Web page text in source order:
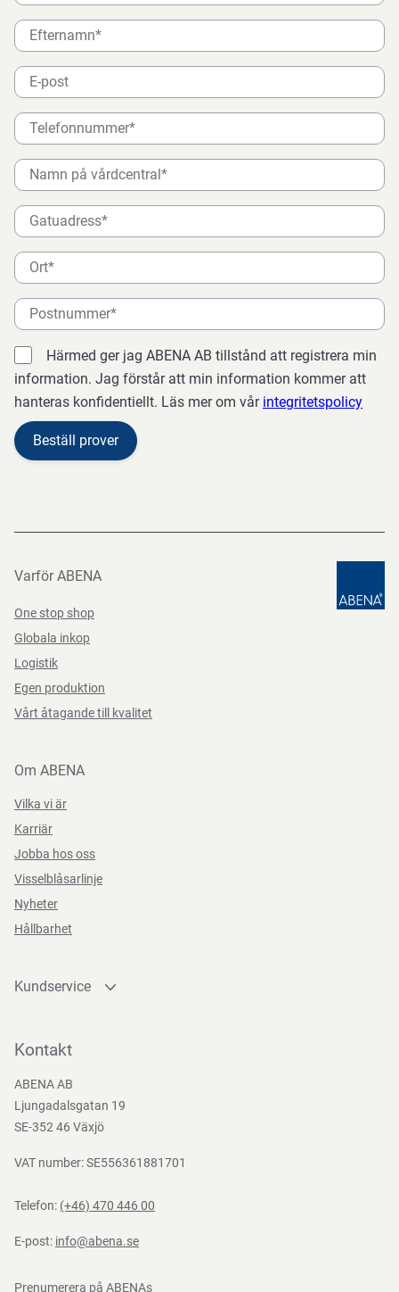
Härmed ger jag ABENA AB tillstånd att registrera min
information. Jag förstår att min information kommer att
hanteras konfidentiellt. Läs mer om vår integritetspolicy
Varför ABENA
One stop shop
Globala inkop
Logistik
Egen produktion
Vårt åtagande till kvalitet
Om ABENA
Vilka vi är
Karriär
Jobba hos oss
Visselblåsarlinje
Nyheter
Hållbarhet
Kundservice
Bli kund
Nedladdningar
Kontakt
ABENA AB
Ljungadalsgatan 19
SE-352 46 Växjö
VAT number: SE556361881701
Telefon: (+46) 470 446 00
E-post: info@abena.se
Prenumerera på ABENAs